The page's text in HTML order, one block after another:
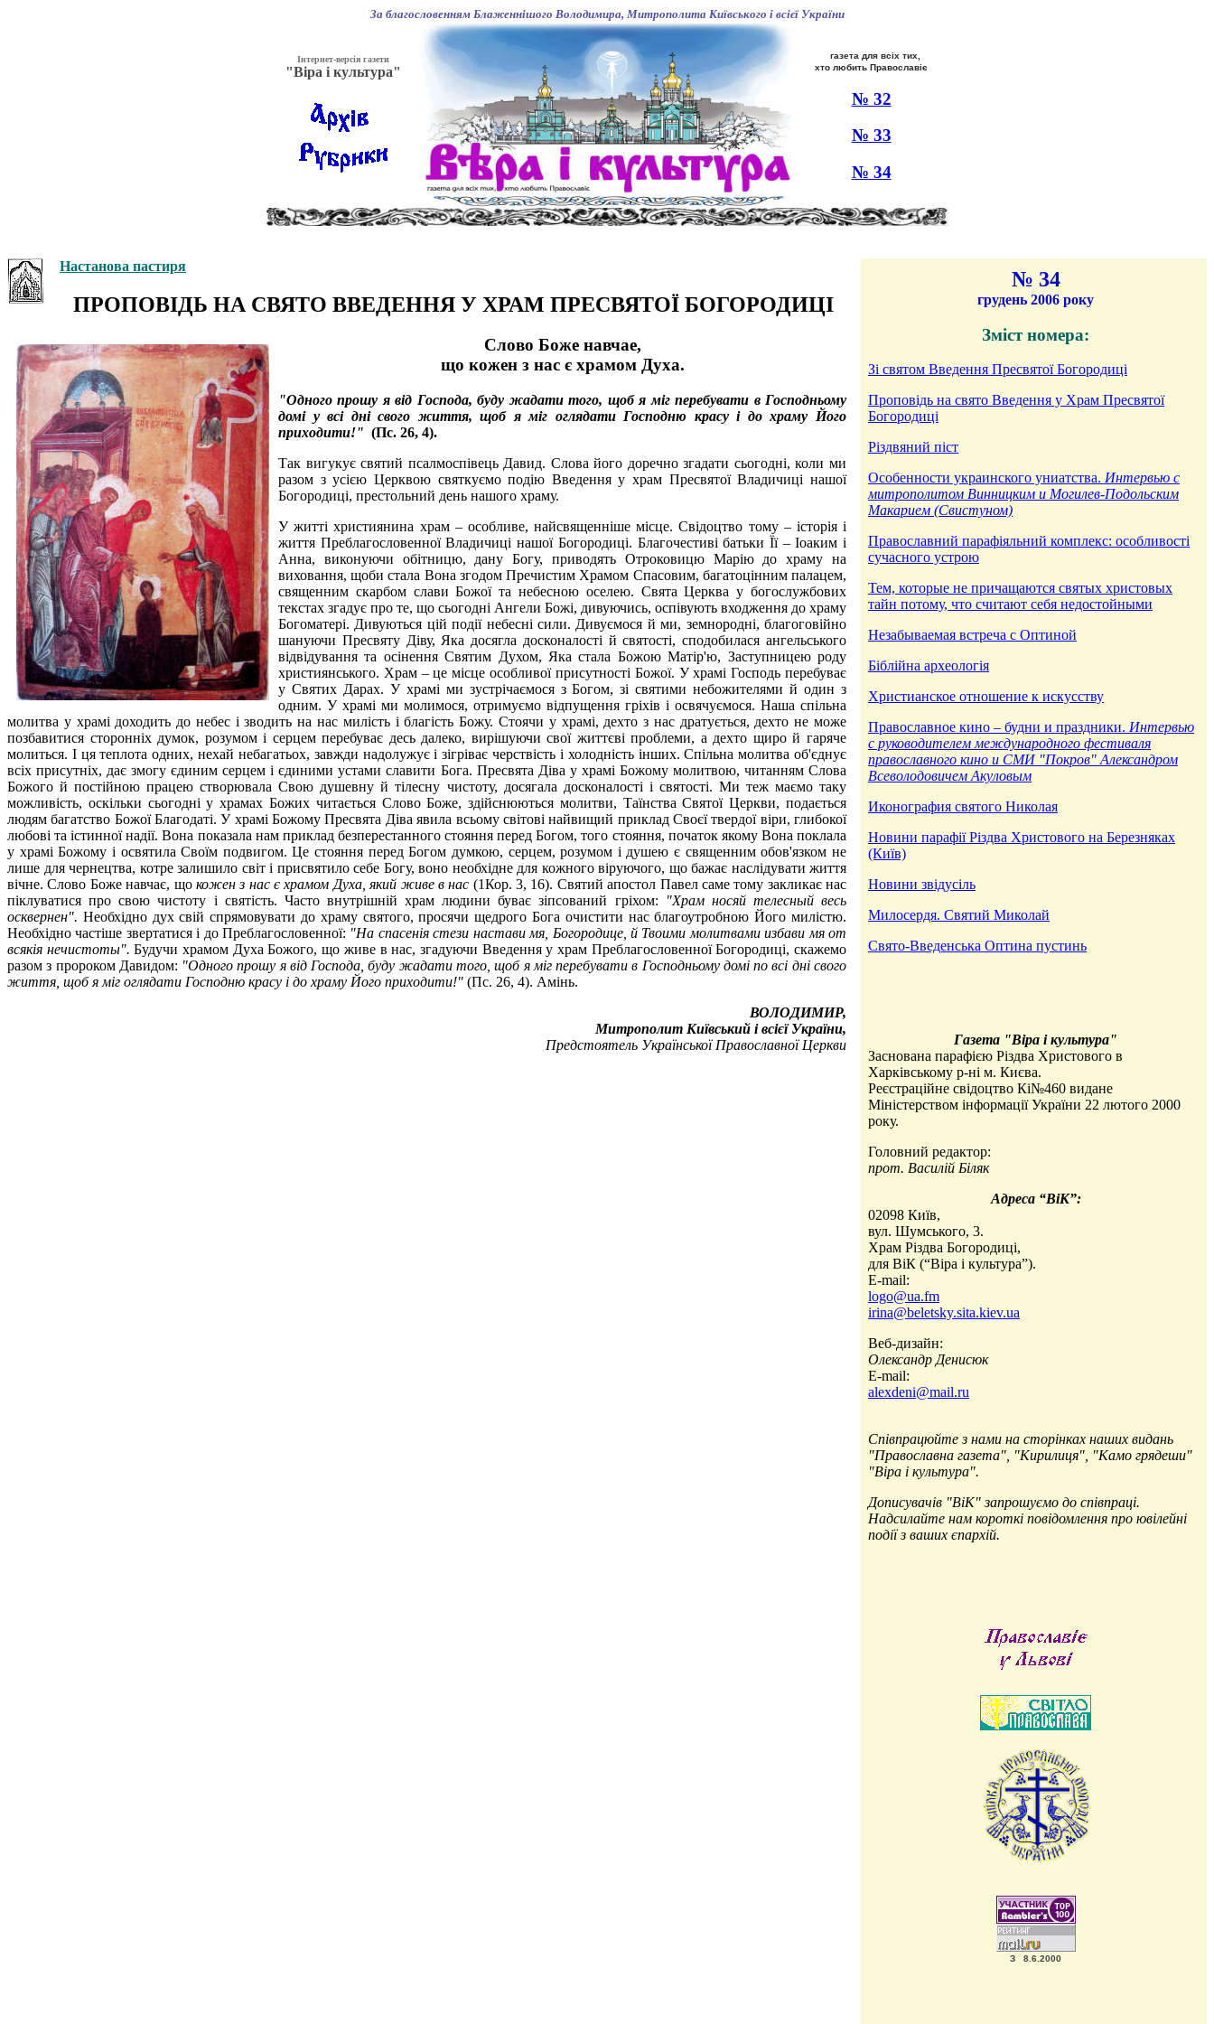
За благословенням Блаженнішого Володимира, Митрополита Київського і всієї України
Інтернет-версія газети
"Віра і культура"
газета для всіх тих,
хто любить Православіє
№ 32
№ 33
№ 34
Настанова пастиря
ПРОПОВІДЬ НА СВЯТО ВВЕДЕННЯ У ХРАМ ПРЕСВЯТОЇ БОГОРОДИЦI
Слово Боже навчае,
що кожен з нас є храмом Духа.
"Одного прошу я вiд Господа, буду жадати того, щоб я мiг перебувати в Господньому
домi у всi днi свого життя, щоб я мiг оглядати Господню красу i до храму Його
приходити!" (Пс. 26, 4).
Так вигукує святий псалмоспівець Давид. Слова його доречно згадати сьогодні, коли ми
разом з усією Церквою святкуємо подію Введення у храм Пресвятої Владичиці нашої
Богородиці, престольний день нашого храму.
У житті християнина храм – особливе, найсвященніше місце. Свідоцтво тому – історія і
життя Преблагословенної Владичиці нашої Богородиці. Благочестиві батьки Її – Іоаким і
Анна, виконуючи обітницю, дану Богу, приводять Отроковицю Марію до храму на
виховання, щоби стала Вона згодом Пречистим Храмом Спасовим, багатоцінним палацем,
священним скарбом слави Божої та небесною оселею. Свята Церква у богослужбових
текстах згадує про те, що сьогодні Ангели Божі, дивуючись, оспівують входження до храму
Богоматері. Дивуються цій події небесні сили. Дивуємося й ми, земнородні, благоговійно
шануючи Пресвяту Діву, Яка досягла досконалості й святості, сподобилася ангельського
відвідування та осінення Святим Духом, Яка стала Божою Матір'ю, Заступницею роду
християнського. Храм – це місце особливої присутності Божої. У храмі Господь перебуває
у Святих Дарах. У храмі ми зустрічаємося з Богом, зі святими небожителями й один з
одним. У храмі ми молимося, отримуємо відпущення гріхів і освячуємося. Наша спільна
молитва у храмі доходить до небес і зводить на нас милість і благість Божу. Стоячи у храмі, дехто з нас дратується, дехто не може
позбавитися сторонніх думок, розумом і серцем перебуває десь далеко, вирішуючи свої життєві проблеми, а дехто щиро й гаряче
молиться. І ця теплота одних, нехай небагатьох, завжди надолужує і зігріває черствість і холодність інших. Спільна молитва об'єднує
всіх присутніх, дає змогу єдиним серцем і єдиними устами славити Бога. Пресвята Діва у храмі Божому молитвою, читанням Слова
Божого й постійною працею створювала Свою душевну й тілесну чистоту, досягала досконалості і святості. Ми теж маємо таку
можливість, оскільки сьогодні у храмах Божих читається Слово Боже, здійснюються молитви, Таїнства Святої Церкви, подається
людям багатство Божої Благодаті. У храмі Божому Пресвята Діва явила всьому світові найвищий приклад Своєї твердої віри, глибокої
любові та істинної надії. Вона показала нам приклад безперестанного стояння перед Богом, того стояння, початок якому Вона поклала
у храмі Божому і освятила Своїм подвигом. Це стояння перед Богом думкою, серцем, розумом і душею є священним обов'язком не
лише для чернецтва, котре залишило світ і присвятило себе Богу, воно необхідне для кожного віруючого, що бажає наслідувати життя
вічне. Слово Боже навчає, що кожен з нас є храмом Духа, який живе в нас (1Кор. 3, 16). Святий апостол Павел саме тому закликає нас
піклуватися про свою чистоту і святість. Часто внутрішній храм людини буває зіпсований гріхом:
"Храм носяй телесный весь
осквернен". Необхідно дух свій спрямовувати до храму святого, просячи щедрого Бога очистити нас благоутробною Його милістю.
Необхідно частіше звертатися і до Преблагословенної: "На спасенія стези настави мя, Богородице, й Твоими молитвами избави мя от
всякія нечистоты". Будучи храмом Духа Божого, що живе в нас, згадуючи Введення у храм Преблагословенної Богородиці, скажемо
разом з пророком Давидом: "Одного прошу я від Господа, буду жадати того, щоб я міг перебувати в Господньому домі по всі дні свого
життя, щоб я міг оглядати Господню красу і до храму Його приходити!" (Пс. 26, 4). Амінь.
ВОЛОДИМИР,
Митрополит Київський i всiєї України,
Предстоятель Української Православної Церкви
№ 34
грудень 2006 року
Зміст номера:
Зi святом Введення Пресвятої Богородицi
Проповідь на свято Введення у Храм Пресвятої
Богородицi
Рiздвяний пiст
Особенности украинского униатства. Интервью с
митрополитом Винницким и Могилев-Подольским
Макарием (Свистуном)
Православний парафiяльний комплекс: особливостi
сучасного устрою
Тем, которые не причащаются святых христовых
тайн потому, что считают себя недостойными
Незабываемая встреча с Оптиной
Біблійна археологія
Христианское отношение к искусству
Православное кино – будни и праздники. Интервью
с руководителем международного фестиваля
православного кино и СМИ "Покров" Александром
Всеволодовичем Акуловым
Иконография святого Николая
Новини парафiї Рiздва Христового на Березняках
(Київ)
Новини звідусіль
Милосердя. Святий Миколай
Свято-Введенська Оптина пустинь
Газета "Вiра i культура"
Заснована парафією Різдва Христового в
Харківському р-ні м. Києва.
Реєстраційне свідоцтво Кі№460 видане
Міністерством iнформації України 22 лютого 2000
року.
Головний редактор:
прот. Василій Біляк
Адреса “ВіК”:
02098 Київ,
вул. Шумського, 3.
Храм Різдва Богородиці,
для ВіК (“Віра і культура”).
E-mail:
logo@ua.fm
irina@beletsky.sita.kiev.ua
Веб-дизайн:
Олександр Денисюк
E-mail:
alexdeni@mail.ru
Співпрацюйте з нами на сторінках наших видань
"Православна газета", "Кирилиця", "Камо грядеши"
"Віра і культура".
Дописувачів "ВіК" запрошуємо до співпраці.
Надсилайте нам короткі повідомлення про ювілейні
події з ваших єпархій.
З 8.6.2000